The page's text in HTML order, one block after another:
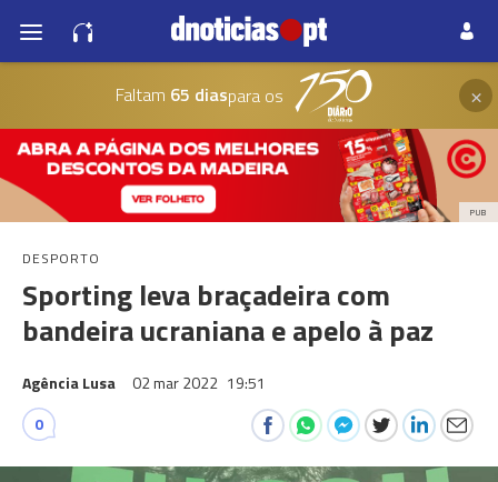
Faltam 65 diaspara os ×
PUB
DESPORTO
Sporting leva braçadeira com
bandeira ucraniana e apelo à paz
Agência Lusa 02 mar 2022 19:51
0